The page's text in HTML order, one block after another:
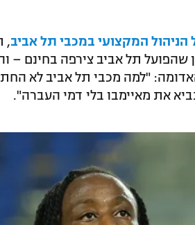
המקצועי במכבי תל אביב,
תל אביב צירפה בחינם –
"למה מכבי תל אביב לא